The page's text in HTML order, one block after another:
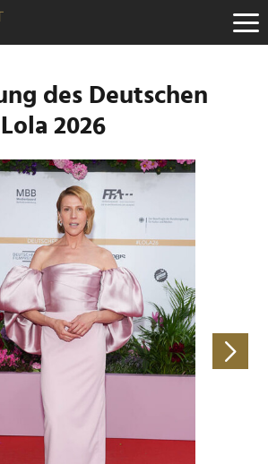
des Deutschen
2026